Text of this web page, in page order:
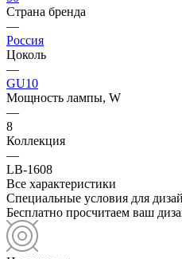
Страна бренда
—
Россия
Цоколь
—
GU10
Мощность лампы, W
—
8
Коллекция
—
LB-1608
Все характеристики
Специальные условия для
Бесплатно просчитаем ваш